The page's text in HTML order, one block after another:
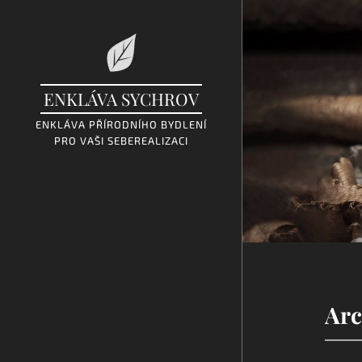
ENKLÁVA SYCHROV
ENKLÁVA PŘÍRODNÍHO BYDLENÍ
PRO VAŠI SEBEREALIZACI